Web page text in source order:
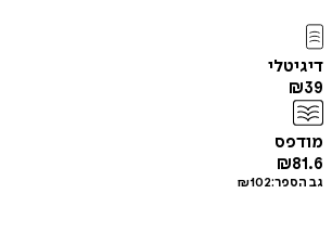
דיגיטלי
₪39
מודפס
₪81.6
גב הספר: ₪102